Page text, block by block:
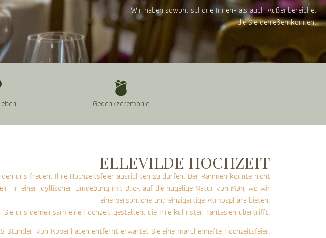
Wir haben sowohl schöne Innen- als auch Außenbereiche,
, die Sie genießen können.
Gedenkzeremonie
ELLEVILDE HOCHZEIT
uns freuen, Ihre Hochzeitsfeier ausrichten zu dürfen. Der Rahmen könnte nicht
in einer idyllischen Umgebung mit Blick auf die hügelige Natur von Møn, wo wir
eine persönliche und einzigartige Atmosphäre bieten.
Sie uns gemeinsam eine Hochzeit gestalten, die Ihre kühnsten Fantasien übertrifft.
Stunden von Kopenhagen entfernt erwartet Sie eine märchenhafte Hochzeitsfeier.